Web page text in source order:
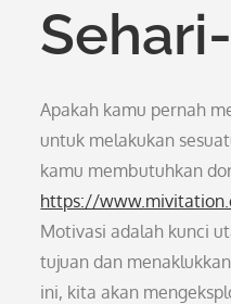
Apakah kamu pernah
untuk melakukan
kamu membutuhkan
https://
Motivasi adalah kunci
tujuan dan
ini, kita akan